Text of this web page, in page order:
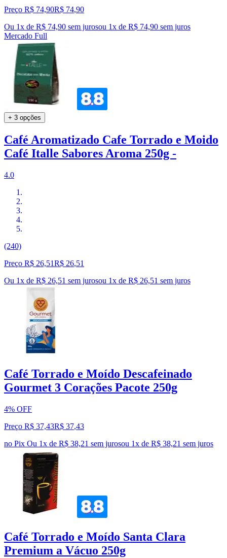
Preço R$ 74,90R$ 74,90
Ou 1x de R$ 74,90 sem jurosou 1x de R$ 74,90 sem juros
Mercado Full
+ 3 opções
Café Aromatizado Cafe Torrado e Moido
Café Italle Sabores Aroma 250g -
4.0
(240)
Preço R$ 26,51R$ 26,51
Ou 1x de R$ 26,51 sem jurosou 1x de R$ 26,51 sem juros
Café Torrado e Moído Descafeinado
Gourmet 3 Corações Pacote 250g
4% OFF
Preço R$ 37,43R$ 37,43
no Pix Ou 1x de R$ 38,21 sem jurosou 1x de R$ 38,21 sem juros
Café Torrado e Moído Santa Clara
Premium a Vácuo 250g